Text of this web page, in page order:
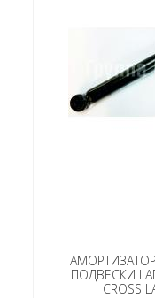
ПОДВЕСКИ
CROSS